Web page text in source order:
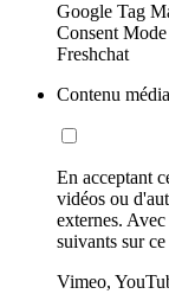
Google Tag
Consent
Freshchat
Contenu
En acceptant
vidéos ou
externes.
suivants sur
Vimeo,